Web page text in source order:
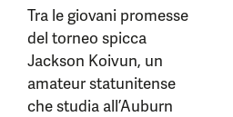
Tra le giovani promesse
del torneo spicca
Jackson Koivun, un
amateur statunitense
che studia all’Auburn